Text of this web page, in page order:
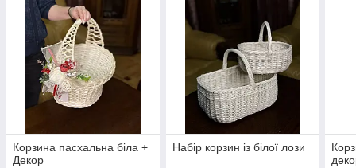
Корзина пасхальна біла +
Декор
Набір корзин із білої лози